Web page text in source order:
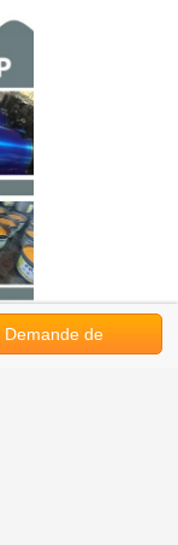
Demande de